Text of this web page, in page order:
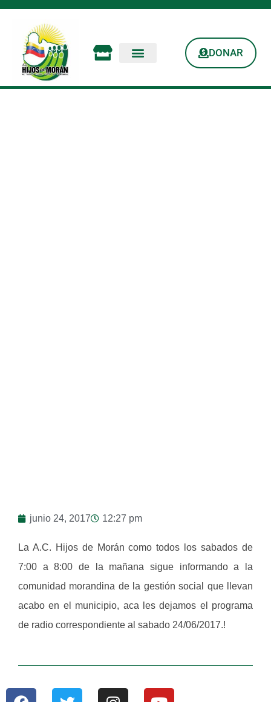
DONAR
junio 24, 2017 12:27 pm
La A.C. Hijos de Morán como todos los sabados de
7:00 a 8:00 de la mañana sigue informando a la
comunidad morandina de la gestión social que llevan
acabo en el municipio, aca les dejamos el programa
de radio correspondiente al sabado 24/06/2017.!